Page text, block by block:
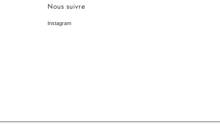
Nous suivre
Instagram